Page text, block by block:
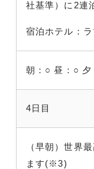
社基準）に2連
宿泊ホテル：
朝：○ 昼：○ 夕
4日目
（早朝）世界
ます(※3)